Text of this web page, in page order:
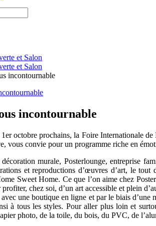
et Salon
et Salon
incontournable
incontournable
octobre prochains, la Foire Internationale
vous convie pour un programme riche en
murale, Posterlounge, entreprise
et reproductions d’œuvres d’art, le
Sweet Home. Ce que l’on aime chez
chez soi, d’un art accessible et plein
une boutique en ligne et par le biais
à tous les styles. Pour aller plus loin et
photo, de la toile, du bois, du PVC, de